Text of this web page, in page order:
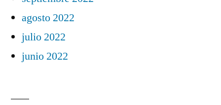
agosto 2022
julio 2022
junio 2022